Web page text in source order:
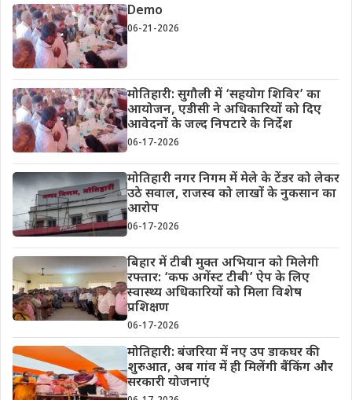
Demo
06-21-2026
मोतिहारी: सुगौली में ‘सहयोग शिविर’ का
आयोजन, एडीसी ने अधिकारियों को दिए
आवेदनों के जल्द निपटारे के निर्देश
06-17-2026
मोतिहारी नगर निगम में मेले के टेंडर को लेकर
उठे सवाल, राजस्व को लाखों के नुकसान का
आरोप
06-17-2026
बिहार में टीबी मुक्त अभियान को मिलेगी
रफ्तार: ‘कफ अगेंस्ट टीबी’ ऐप के लिए
स्वास्थ्य अधिकारियों को मिला विशेष
प्रशिक्षण
06-17-2026
मोतिहारी: बंजरिया में नए उप डाकघर की
शुरुआत, अब गांव में ही मिलेंगी बैंकिंग और
सरकारी योजनाएं